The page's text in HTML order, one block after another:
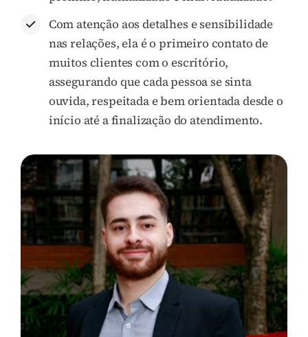
Com atenção aos detalhes e sensibilidade
nas relações, ela é o primeiro contato de
muitos clientes com o escritório,
assegurando que cada pessoa se sinta
ouvida, respeitada e bem orientada desde o
início até a finalização do atendimento.